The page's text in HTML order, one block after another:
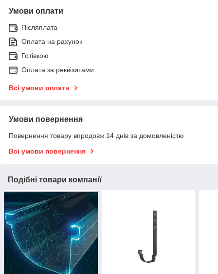
Умови оплати
Післяплата
Оплата на рахунок
Готівкою
Оплата за реквізитами
Всі умови оплати
Умови повернення
Повернення товару впродовж 14 днів за домовленістю
Всі умови повернення
Подібні товари компанії